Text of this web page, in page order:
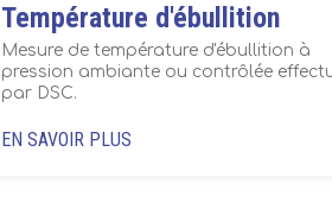
Température d'ébullition
Mesure de température d'ébullition à
pression ambiante ou contrôlée
par DSC.
EN SAVOIR PLUS